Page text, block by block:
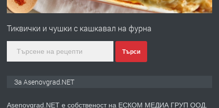
ПРЕДЛАГА
Професионална зеленчукорезачка
Тиквички и чушки с кашкавал на фурна
Търси
За Asenovgrad.NET
Asenovgrad.NET е собственост на ЕСКОМ МЕДИА ГРУП ООД.